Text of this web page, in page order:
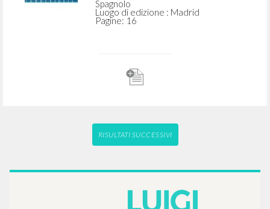
1994
Spagnolo
Luogo di edizione : Madrid
Pagine: 100
Se puede vivir así
CL-Litterae Communionis